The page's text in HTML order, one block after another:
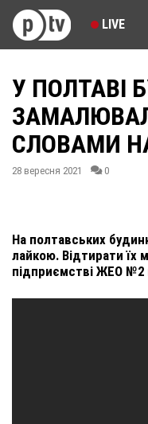
LIVE
У ПОЛТАВІ
СЛОВАМИ
28 вересня 2021 0
На полтавських
лайкою. Відтирати їх
підприємстві ЖЕО №2